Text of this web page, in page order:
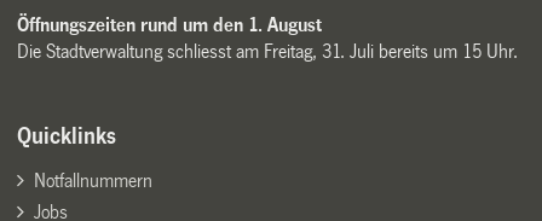
Öffnungszeiten rund um den 1. August
Die Stadtverwaltung schliesst am Freitag, 31. Juli bereits um 15 Uhr.
Quicklinks
Notfallnummern
Jobs